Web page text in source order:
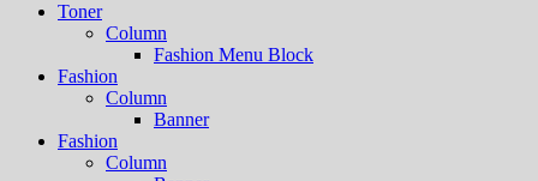
Toner
Column
Fashion Menu Block
Fashion
Column
Banner
Fashion
Column